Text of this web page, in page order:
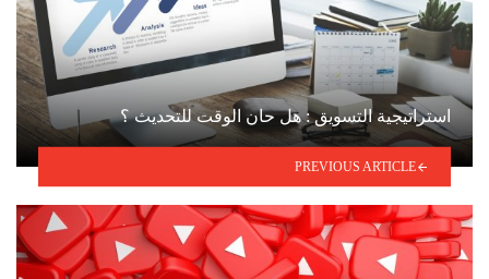
استراتيجية التسويق : هل حان الوقت للتحديث ؟
PREVIOUS ARTICLE